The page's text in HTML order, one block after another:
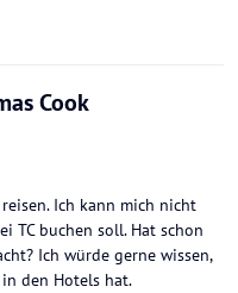
Cook
Ich kann mich nicht
TC buchen soll. Hat schon
Ich würde gerne wissen,
den Hotels hat.